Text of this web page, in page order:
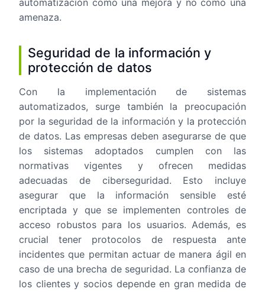
automatización como una mejora y no como una
amenaza.
Seguridad de la información y
protección de datos
Con la implementación de sistemas
automatizados, surge también la preocupación
por la seguridad de la información y la protección
de datos. Las empresas deben asegurarse de que
los sistemas adoptados cumplen con las
normativas vigentes y ofrecen medidas
adecuadas de ciberseguridad. Esto incluye
asegurar que la información sensible esté
encriptada y que se implementen controles de
acceso robustos para los usuarios. Además, es
crucial tener protocolos de respuesta ante
incidentes que permitan actuar de manera ágil en
caso de una brecha de seguridad. La confianza de
los clientes y socios depende en gran medida de